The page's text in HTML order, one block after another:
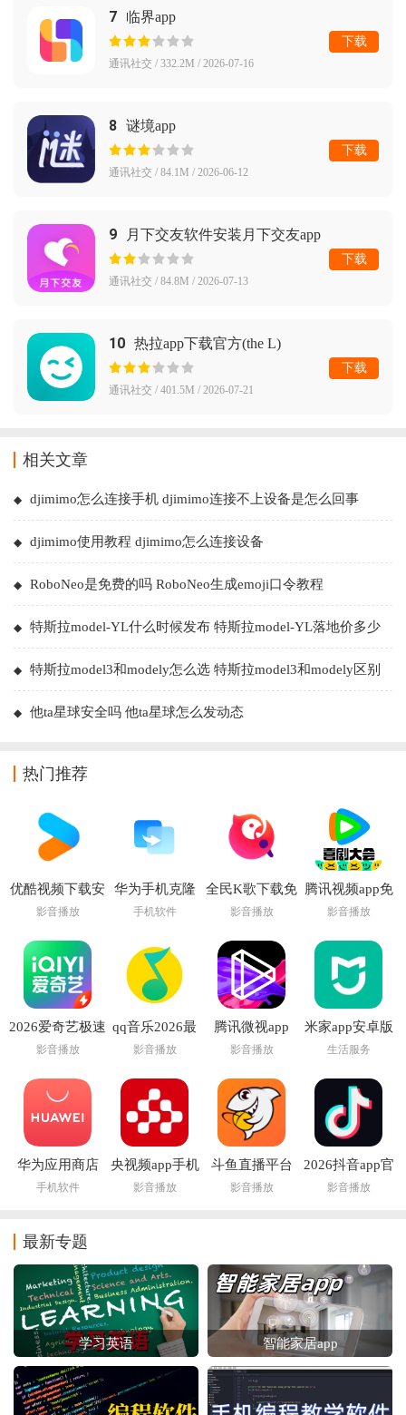
7 临界app
通讯社交 / 332.2M / 2026-07-16
下载
8 谜境app
通讯社交 / 84.1M / 2026-06-12
下载
9 月下交友软件安装月下交友app
通讯社交 / 84.8M / 2026-07-13
下载
10 热拉app下载官方(the L)
通讯社交 / 401.5M / 2026-07-21
下载
相关文章
djimimo怎么连接手机 djimimo连接不上设备是怎么回事
djimimo使用教程 djimimo怎么连接设备
RoboNeo是免费的吗 RoboNeo生成emoji口令教程
特斯拉model-YL什么时候发布 特斯拉model-YL落地价多少
特斯拉model3和modely怎么选 特斯拉model3和modely区别
他ta星球安全吗 他ta星球怎么发动态
热门推荐
优酷视频下载安
装官方免费下载
影音播放
华为手机克隆
app下载安装
手机软件
全民K歌下载免
费2026新版
影音播放
腾讯视频app免
费下载安装最新
影音播放
2026爱奇艺极速
版app
影音播放
qq音乐2026最
新版本
影音播放
腾讯微视app
影音播放
米家app安卓版
生活服务
华为应用商店
app(华为应用市
手机软件
央视频app手机
版
影音播放
斗鱼直播平台
app
影音播放
2026抖音app官
方正版
影音播放
最新专题
学习英语 智能家居app